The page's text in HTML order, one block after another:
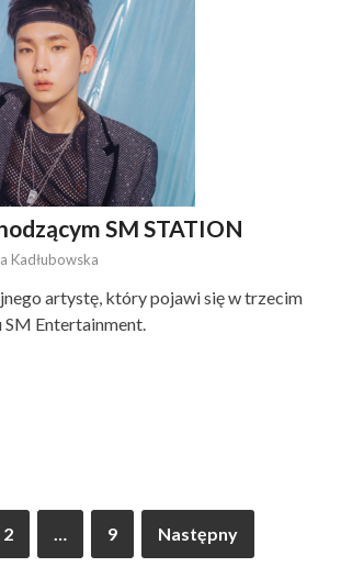
SM STATION
Kadłubowska
artystę, który pojawi się w trzecim
Entertainment.
2 9 Następny